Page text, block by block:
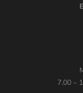
7.00 –